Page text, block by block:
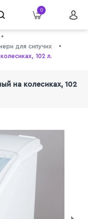
0
для сипучих
102 л.
на колесиках, 102